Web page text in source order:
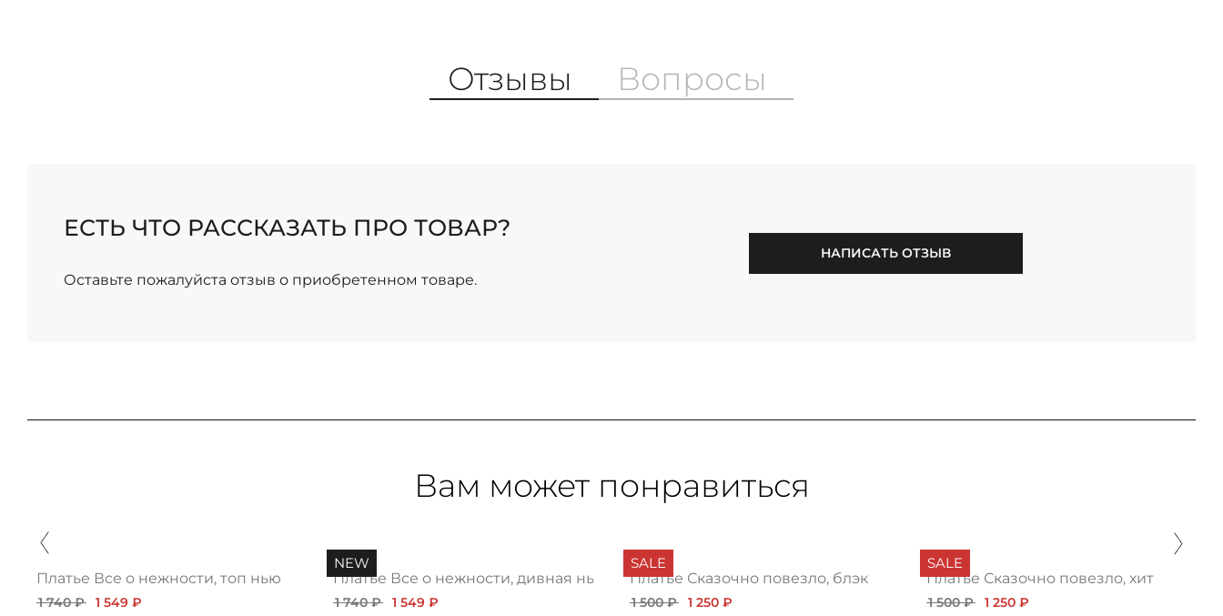
Отзывы Вопросы
ЕСТЬ ЧТО РАССКАЗАТЬ ПРО ТОВАР?
Оставьте пожалуйста отзыв о приобретенном товаре.
НАПИСАТЬ ОТЗЫВ
Вам может понравиться
Платье Все о нежности, топ нью
1 740 ₽ 1 549 ₽
NEW
Платье Все о нежности, дивная нью
1 740 ₽ 1 549 ₽
SALE
Платье Сказочно повезло, блэк
1 500 ₽ 1 250 ₽
SALE
Платье Сказочно повезло, хит
1 500 ₽ 1 250 ₽